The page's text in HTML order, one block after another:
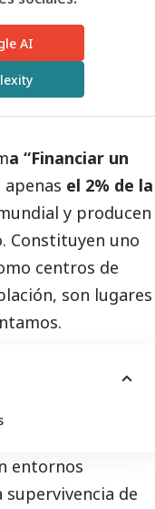
AI
a “Financiar un
apenas el 2% de la
y producen
Constituyen uno
centros de
son lugares
entornos
supervivencia de